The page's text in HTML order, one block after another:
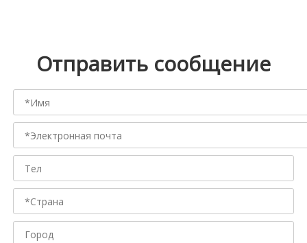
Отправить сообщение